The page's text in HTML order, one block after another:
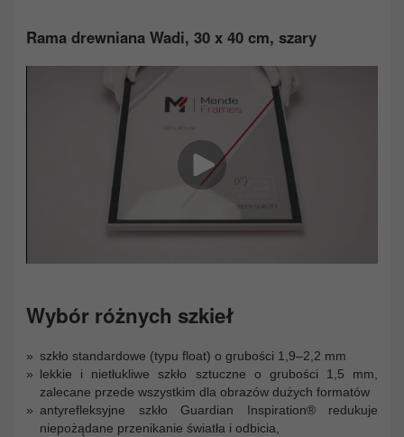
Rama drewniana Wadi, 30 x 40 cm, szary
Wybór różnych szkieł
szkło standardowe (typu float) o grubości 1,9–2,2 mm
lekkie i nietłukliwe szkło sztuczne o grubości 1,5 mm,
zalecane przede wszystkim dla obrazów dużych formatów
antyrefleksyjne szkło Guardian Inspiration® redukuje
niepożądane przenikanie światła i odbicia,